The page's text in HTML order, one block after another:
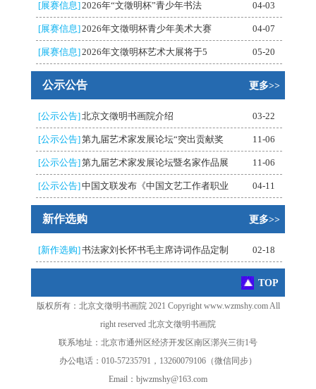
[展赛信息] 2026年“文徵明杯”青少年书法 04-03
[展赛信息] 2026年文徵明杯青少年美术大赛 04-07
[展赛信息] 2026年文徵明杯艺术大展将于5 05-20
公示公告 更多>>
[公示公告] 北京文徵明书画院介绍 03-22
[公示公告] 第九届艺术家发展论坛“突出贡献奖 11-06
[公示公告] 第九届艺术家发展论坛暨名家作品展 11-06
[公示公告] 中国文联发布《中国文艺工作者职业 04-11
新作选购 更多>>
[新作选购]书法家刘长怀书毛主席诗词作品定制 02-18
TOP
版权所有：北京文徵明书画院 2021 Copyright www.wzmshy.com All
right reserved 北京文徵明书画院
联系地址：北京市通州区经济开发区南区漷兴三街1号
办公电话：010-57235791，13260079106（微信同步）
Email：bjwzmshy@163.com